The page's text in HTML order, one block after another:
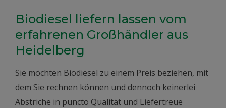
Biodiesel liefern lassen vom
erfahrenen Großhändler aus
Heidelberg
Sie möchten Biodiesel zu einem Preis beziehen, mit
dem Sie rechnen können und dennoch keinerlei
Abstriche in puncto Qualität und Liefertreue